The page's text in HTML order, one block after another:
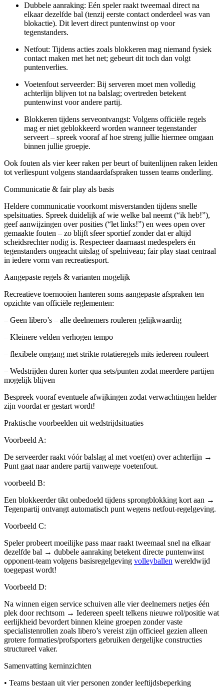
Dubbele aanraking: Eén speler raakt tweemaal direct na
elkaar dezelfde bal (tenzij eerste contact onderdeel was van
blokactie). Dit levert direct puntenwinst op voor
tegenstanders.
Netfout: Tijdens acties zoals blokkeren mag niemand fysiek
contact maken met het net; gebeurt dit toch dan volgt
puntenverlies.
Voetenfout serveerder: Bij serveren moet men volledig
achterlijn blijven tot na balslag; overtreden betekent
puntenwinst voor andere partij.
Blokkeren tijdens serveontvangst: Volgens officiële regels
mag er niet geblokkeerd worden wanneer tegenstander
serveert – spreek vooraf af hoe streng jullie hiermee omgaan
binnen jullie groepje.
Ook fouten als vier keer raken per beurt of buitenlijnen raken leiden
tot verliespunt volgens standaardafspraken tussen teams onderling.
Communicatie & fair play als basis
Heldere communicatie voorkomt misverstanden tijdens snelle
spelsituaties. Spreek duidelijk af wie welke bal neemt (“ik heb!”),
geef aanwijzingen over posities (“let links!”) en wees open over
gemaakte fouten – zo blijft sfeer sportief zonder dat er altijd
scheidsrechter nodig is. Respecteer daarnaast medespelers én
tegenstanders ongeacht uitslag of spelniveau; fair play staat centraal
in iedere vorm van recreatiesport.
Aangepaste regels & varianten mogelijk
Recreatieve toernooien hanteren soms aangepaste afspraken ten
opzichte van officiële reglementen:
– Geen libero’s – alle deelnemers rouleren gelijkwaardig
– Kleinere velden verhogen tempo
– flexibele omgang met strikte rotatieregels mits iedereen rouleert
– Wedstrijden duren korter qua sets/punten zodat meerdere partijen
mogelijk blijven
Bespreek vooraf eventuele afwijkingen zodat verwachtingen helder
zijn voordat er gestart wordt!
Praktische voorbeelden uit wedstrijdsituaties
Voorbeeld A:
De serveerder raakt vóór balslag al met voet(en) over achterlijn →
Punt gaat naar andere partij vanwege voetenfout.
voorbeeld B:
Een blokkeerder tikt onbedoeld tijdens sprongblokking kort aan →
Tegenpartij ontvangt automatisch punt wegens netfout-regelgeving.
Voorbeeld C:
Speler probeert moeilijke pass maar raakt tweemaal snel na elkaar
dezelfde bal → dubbele aanraking betekent directe puntenwinst
opponent-team volgens basisregelgeving volleyballen wereldwijd
toegepast wordt!
Voorbeeld D:
Na winnen eigen service schuiven alle vier deelnemers netjes één
plek door rechtsom → Iedereen speelt telkens nieuwe rol/positie wat
eerlijkheid bevordert binnen kleine groepen zonder vaste
specialistenrollen zoals libero’s vereist zijn officieel gezien alleen
grotere formaties/profsporters gebruiken dergelijke constructies
structureel vaker.
Samenvatting kerninzichten
• Teams bestaan uit vier personen zonder leeftijdsbeperking